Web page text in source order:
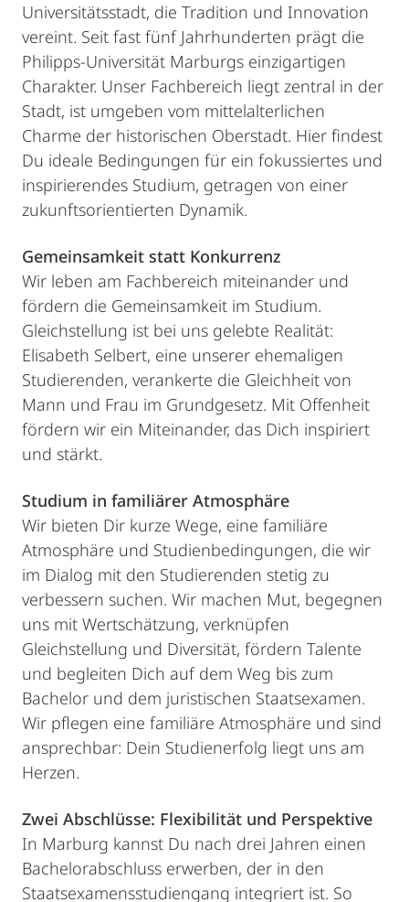
Universitätsstadt, die Tradition und Innovation
vereint. Seit fast fünf Jahrhunderten prägt die
Philipps-Universität Marburgs einzigartigen
Charakter. Unser Fachbereich liegt zentral in der
Stadt, ist umgeben vom mittelalterlichen
Charme der historischen Oberstadt. Hier findest
Du ideale Bedingungen für ein fokussiertes und
inspirierendes Studium, getragen von einer
zukunftsorientierten Dynamik.
Gemeinsamkeit statt Konkurrenz
Wir leben am Fachbereich miteinander und
fördern die Gemeinsamkeit im Studium.
Gleichstellung ist bei uns gelebte Realität:
Elisabeth Selbert, eine unserer ehemaligen
Studierenden, verankerte die Gleichheit von
Mann und Frau im Grundgesetz. Mit Offenheit
fördern wir ein Miteinander, das Dich inspiriert
und stärkt.
Studium in familiärer Atmosphäre
Wir bieten Dir kurze Wege, eine familiäre
Atmosphäre und Studienbedingungen, die wir
im Dialog mit den Studierenden stetig zu
verbessern suchen. Wir machen Mut, begegnen
uns mit Wertschätzung, verknüpfen
Gleichstellung und Diversität, fördern Talente
und begleiten Dich auf dem Weg bis zum
Bachelor und dem juristischen Staatsexamen.
Wir pflegen eine familiäre Atmosphäre und sind
ansprechbar: Dein Studienerfolg liegt uns am
Herzen.
Zwei Abschlüsse: Flexibilität und Perspektive
In Marburg kannst Du nach drei Jahren einen
Bachelorabschluss erwerben, der in den
Staatsexamensstudiengang integriert ist. So